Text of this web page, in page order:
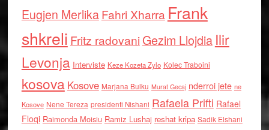
Eugjen MerlikaFahri Xharra Frank
shkreli Fritz radovaniGezim Llojdia Ilir
Levonja Interviste Keze Kozeta Zylo Kolec Traboini
kosova Kosove Marjana Bulku Murat Gecaj nderroi jete ne
Kosove Nene Tereza presidenti Nishani Rafaela Prifti Rafael
Floqi Raimonda Moisiu Ramiz Lushaj reshat kripa Sadik Elshani